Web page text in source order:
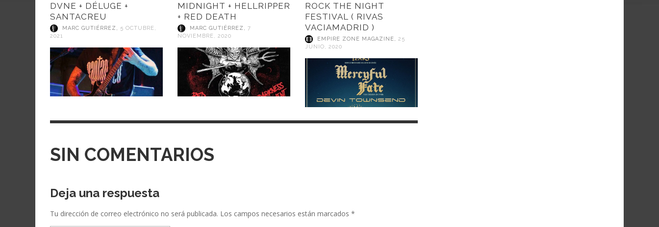
DVNE + DÉLUGE +
SANTACREU
MARC GUTIÉRREZ , 5 OCTUBRE,
2021
MIDNIGHT + HELLRIPPER
+ RED DEATH
MARC GUTIÉRREZ , 7
NOVIEMBRE, 2020
ROCK THE NIGHT
FESTIVAL ( RIVAS
VACIAMADRID )
EMPIRE ZONE MAGAZINE, 25
JUNIO, 2020
SIN COMENTARIOS
Deja una respuesta
Tu dirección de correo electrónico no será publicada. Los campos necesarios están marcados *